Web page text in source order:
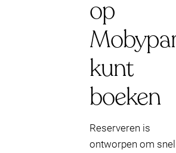
op
kunt
boeken
Reserveren is
ontworpen om snel